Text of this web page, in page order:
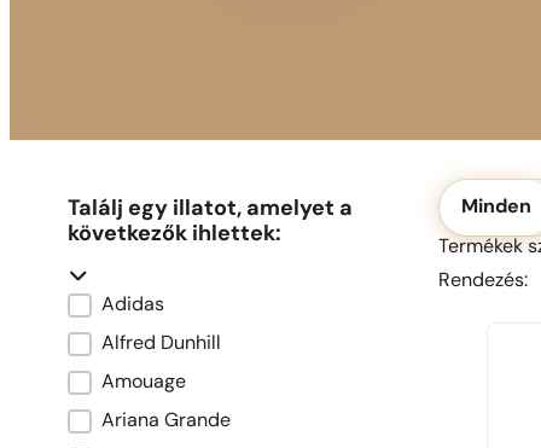
Találj egy illatot, amelyet a
következők ihlettek:
Marka oryginału
Adidas
Alfred Dunhill
Amouage
Ariana Grande
Okoliczność
Minden
Termékek
Rendezés: